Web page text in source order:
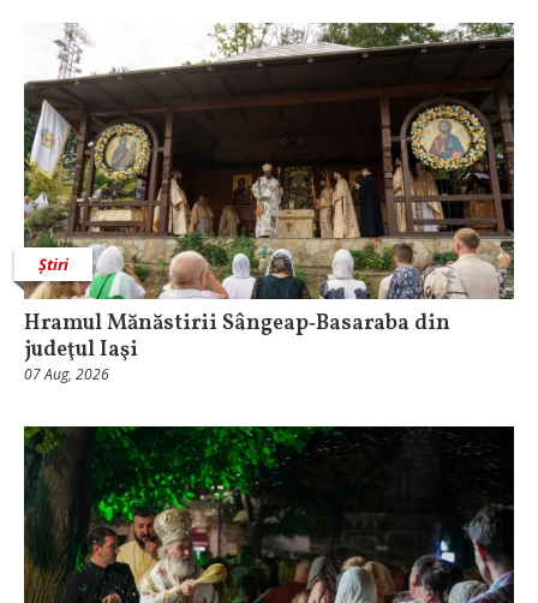
Știri
Hramul Mănăstirii Sângeap‑Basaraba din
judeţul Iaşi
07 Aug, 2026